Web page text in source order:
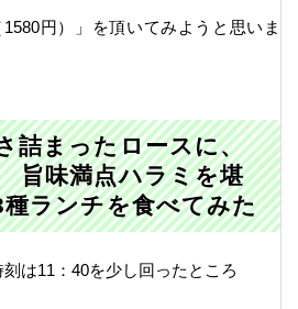
1580円）」を頂いてみようと思いま
詰まったロースに、
旨味満点ハラミを堪
種ランチを食べてみた
は11：40を少し回ったところ